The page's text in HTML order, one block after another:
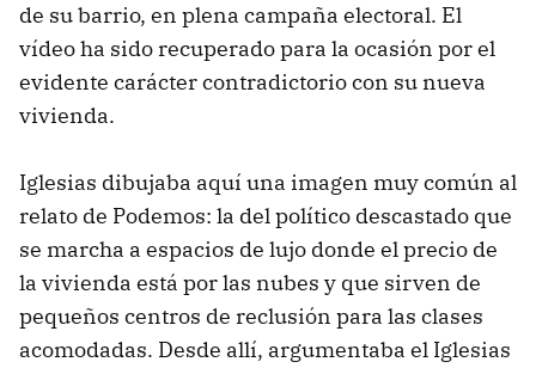
de su barrio, en plena campaña electoral. El
vídeo ha sido recuperado para la ocasión por el
evidente carácter contradictorio con su nueva
vivienda.
Iglesias dibujaba aquí una imagen muy común al
relato de Podemos: la del político descastado que
se marcha a espacios de lujo donde el precio de
la vivienda está por las nubes y que sirven de
pequeños centros de reclusión para las clases
acomodadas. Desde allí, argumentaba el Iglesias